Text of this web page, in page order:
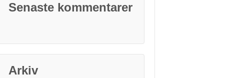
Senaste kommentarer
Arkiv